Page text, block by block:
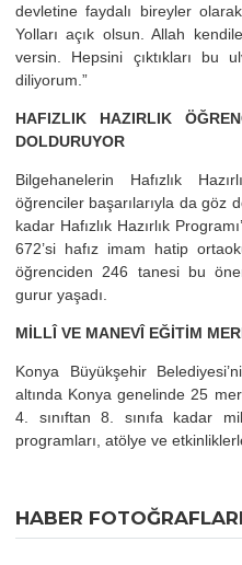
devletine faydalı bireyler
Yolları açık olsun. Allah
versin. Hepsini çıktıkları bu
diliyorum.”
HAFIZLIK HAZIRLIK
DOLDURUYOR
Bilgehanelerin Hafızlık
öğrenciler başarılarıyla da göz
kadar Hafızlık Hazırlık
672’si hafız imam hatip
öğrenciden 246 tanesi bu
gurur yaşadı.
MİLLÎ VE MANEVÎ EĞİTİM
Konya Büyükşehir
altında Konya genelinde 25
4. sınıftan 8. sınıfa kadar
programları, atölye ve
HABER FOTOĞRAFLARI